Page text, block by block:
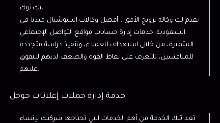
تيك توك
تقدم لك وكالة ترويج الأفق ، أفضل وكالات السوشيال ميديا في
السعودية. خدمات إدارة حسابات مواقع التواصل الإجتماعي
المتميزة، من خلال استهداف العملاء، وتنفيذ دراسة متجددة
للمنافسين، للتعرف على نقاط القوة والضعف لديهم للتفوق
عليهم.
خدمة إدارة حملات إعلانات جوجل
تعد تلك الخدمة من أهم الخدمات التي تحتاجها شركتك لإنشاء